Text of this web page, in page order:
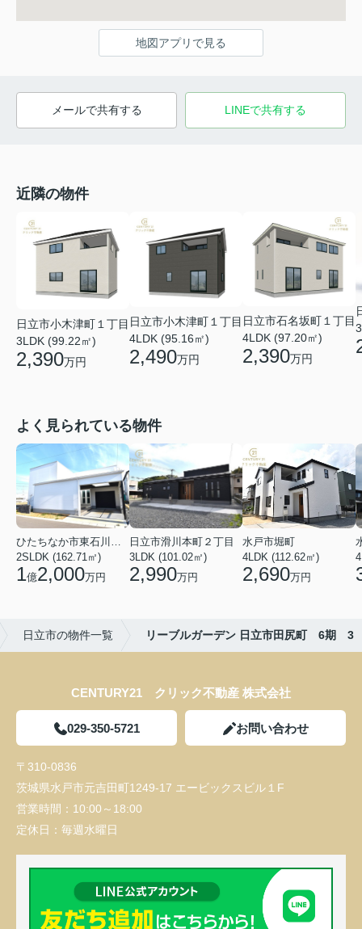
地図アプリで見る
メールで共有する LINEで共有する
近隣の物件
日立市小木津町１丁目
3LDK (99.22㎡)
2,390万円
日立市小木津町１丁目
4LDK (95.16㎡)
2,490万円
日立市石名坂町１丁目
4LDK (97.20㎡)
2,390万円
よく見られている物件
2SLDK (162.71㎡)
1億2,000万円
日立市滑川本町２丁目
3LDK (101.02㎡)
2,990万円
水戸市堀町
4LDK (112.62㎡)
2,690万円
日立市の物件一覧 リーブルガーデン 日立市田尻町 6期 3
CENTURY21 クリック不動産 株式会社
029-350-5721 お問い合わせ
〒310-0836
茨城県水戸市元吉田町1249-17 エービックスビル１F
営業時間： 10:00～18:00
定休日： 毎週水曜日